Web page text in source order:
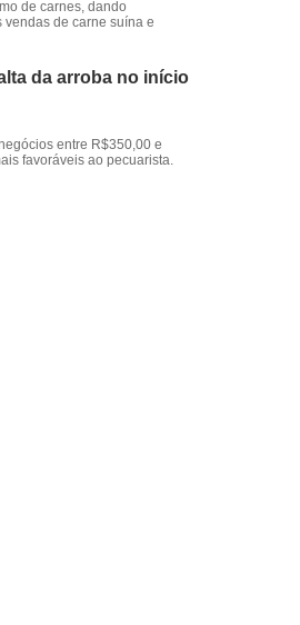
de carnes, dando
de carne suína e
da arroba no início
entre R$350,00 e
favoráveis ao pecuarista.